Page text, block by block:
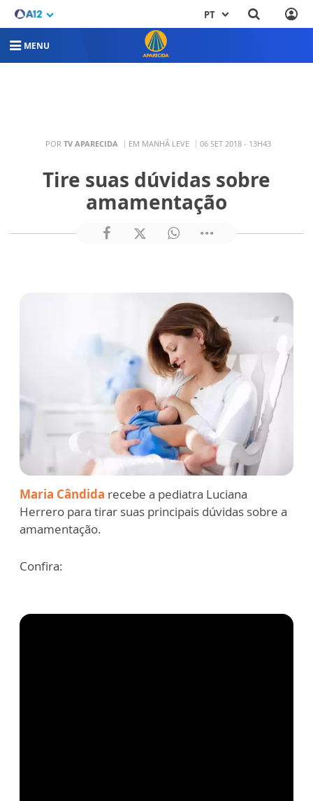
PT
MENU
POR TV APARECIDA EM MANHÃ LEVE 06 SET 2018 - 13H43
Tire suas dúvidas sobre
amamentação
Maria Cândida recebe a pediatra Luciana
Herrero para tirar suas principais dúvidas sobre a
amamentação.
Confira: